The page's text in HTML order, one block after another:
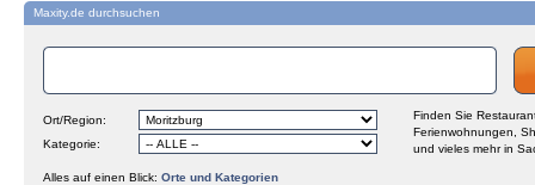
Maxity.de durchsuchen
Ort/Region:
Kategorie:
Finden Sie
Ferienwohnungen,
und vieles mehr in
Alles auf einen Blick: Orte und Kategorien